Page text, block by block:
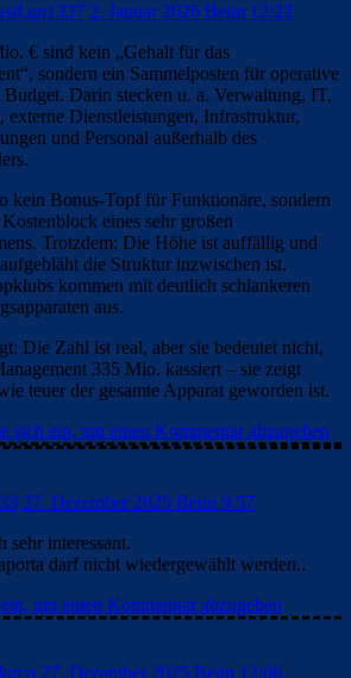
2. Januar 2026 Beim 12:22
€ sind kein „Gehalt für das
sondern ein Sammelposten für operative
Darin stecken u. a. Verwaltung, IT,
externe Dienstleistungen, Infrastruktur,
und Personal außerhalb des
kein Bonus-Topf für Funktionäre, sondern
eines sehr großen
Trotzdem: Die Höhe ist auffällig und
die Struktur inzwischen ist.
kommen mit deutlich schlankeren
aus.
Die Zahl ist real, aber sie bedeutet nicht,
335 Mio. kassiert – sie zeigt
teuer der gesamte Apparat geworden ist.
sich ein, um einen Kommentar abzugeben
27. Dezember 2025 Beim 9:57
sehr interessant.
darf nicht wiedergewählt werden..
um einen Kommentar abzugeben
27. Dezember 2025 Beim 12:06